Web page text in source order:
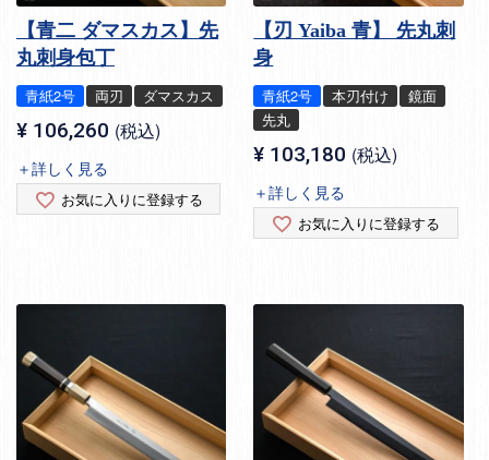
【青二 ダマスカス】先
丸刺身包丁
青紙2号 両刃 ダマスカス
¥ 106,260 税込
＋詳しく見る
お気に入りに登録する
【刃 Yaiba 青】 先丸刺
身
青紙2号 本刃付け
鏡面
先丸
¥ 103,180 税込
＋詳しく見る
お気に入りに登録する